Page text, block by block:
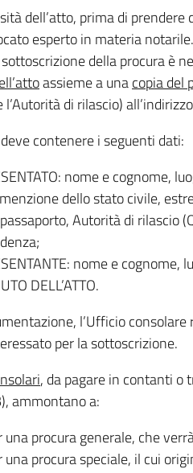
dell’atto, prima di
esperto in materia
della procura è
assieme a unacopia del
di rilascio)
contenere i seguenti dati:
nome e cognome,
dello stato civile,
Autorità di rilascio
nome e cognome,
DELL’ATTO.
l’Ufficio
per la sottoscrizione.
, da pagare in contanti o
ammontano a:
una procura generale, che
una procura speciale, il cui